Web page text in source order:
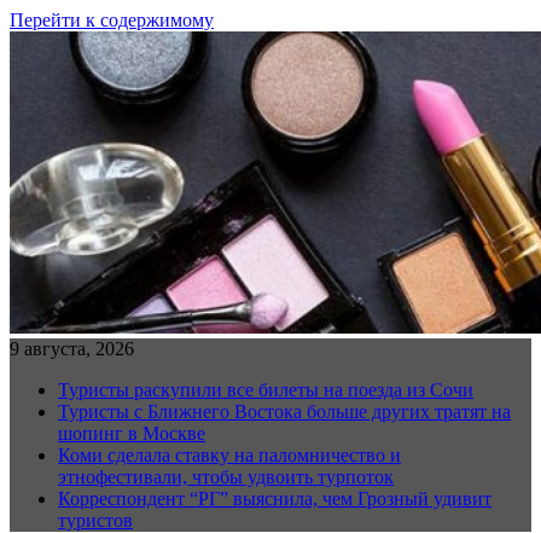
Перейти к содержимому
9 августа, 2026
Туристы раскупили все билеты на поезда из Сочи
Туристы с Ближнего Востока больше других тратят на
шопинг в Москве
Коми сделала ставку на паломничество и
этнофестивали, чтобы удвоить турпоток
Корреспондент “РГ” выяснила, чем Грозный удивит
туристов